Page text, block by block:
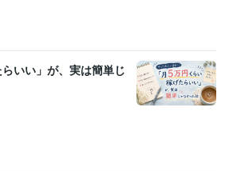
いい」が、実は簡単じ